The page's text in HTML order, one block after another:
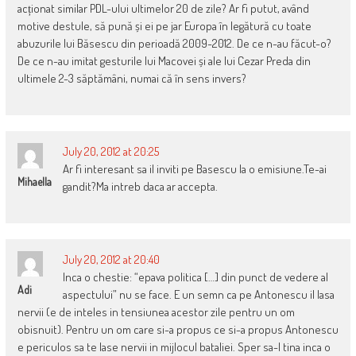
acționat similar PDL-ului ultimelor 20 de zile? Ar fi putut, având
motive destule, să pună și ei pe jar Europa în legătură cu toate
abuzurile lui Băsescu din perioadă 2009-2012. De ce n-au făcut-o?
De ce n-au imitat gesturile lui Macovei și ale lui Cezar Preda din
ultimele 2-3 săptămâni, numai că în sens invers?
Mihaella
July 20, 2012 at 20:25
Ar fi interesant sa il inviti pe Basescu la o emisiune.Te-ai
gandit?Ma intreb daca ar accepta.
Adi
July 20, 2012 at 20:40
Inca o chestie: “epava politica […] din punct de vedere al
aspectului” nu se face. E un semn ca pe Antonescu il lasa
nervii (e de inteles in tensiunea acestor zile pentru un om
obisnuit). Pentru un om care si-a propus ce si-a propus Antonescu
e periculos sa te lase nervii in mijlocul bataliei. Sper sa-l tina inca o